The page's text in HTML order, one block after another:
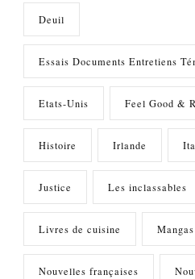
Deuil
Essais Documents Entretiens
Etats-Unis Feel Good &
Histoire Irlande
Justice Les inclassables
Livres de cuisine Mangas
Nouvelles françaises